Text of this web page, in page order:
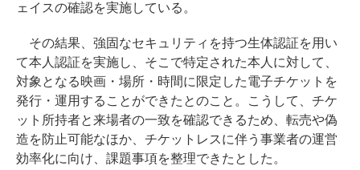
ェイスの確認を実施している。
その結果、強固なセキュリティを持つ生体認証を用い
て本人認証を実施し、そこで特定された本人に対して、
対象となる映画・場所・時間に限定した電子チケットを
発行・運用することができたとのこと。こうして、チケ
ット所持者と来場者の一致を確認できるため、転売や偽
造を防止可能なほか、チケットレスに伴う事業者の運営
効率化に向け、課題事項を整理できたとした。